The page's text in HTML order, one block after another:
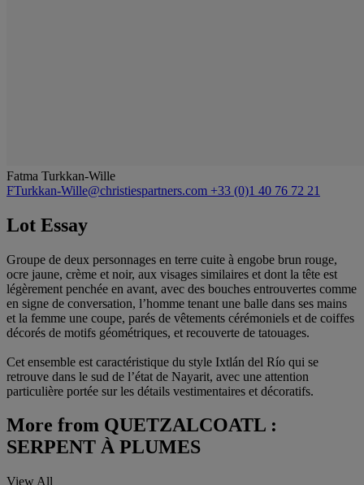
Fatma Turkkan-Wille
FTurkkan-Wille@christiespartners.com +33 (0)1 40 76 72 21
Lot Essay
Groupe de deux personnages en terre cuite à engobe brun rouge,
ocre jaune, crème et noir, aux visages similaires et dont la tête est
légèrement penchée en avant, avec des bouches entrouvertes comme
en signe de conversation, l’homme tenant une balle dans ses mains
et la femme une coupe, parés de vêtements cérémoniels et de coiffes
décorés de motifs géométriques, et recouverte de tatouages.
Cet ensemble est caractéristique du style Ixtlán del Río qui se
retrouve dans le sud de l’état de Nayarit, avec une attention
particulière portée sur les détails vestimentaires et décoratifs.
More from QUETZALCOATL :
SERPENT À PLUMES
View All